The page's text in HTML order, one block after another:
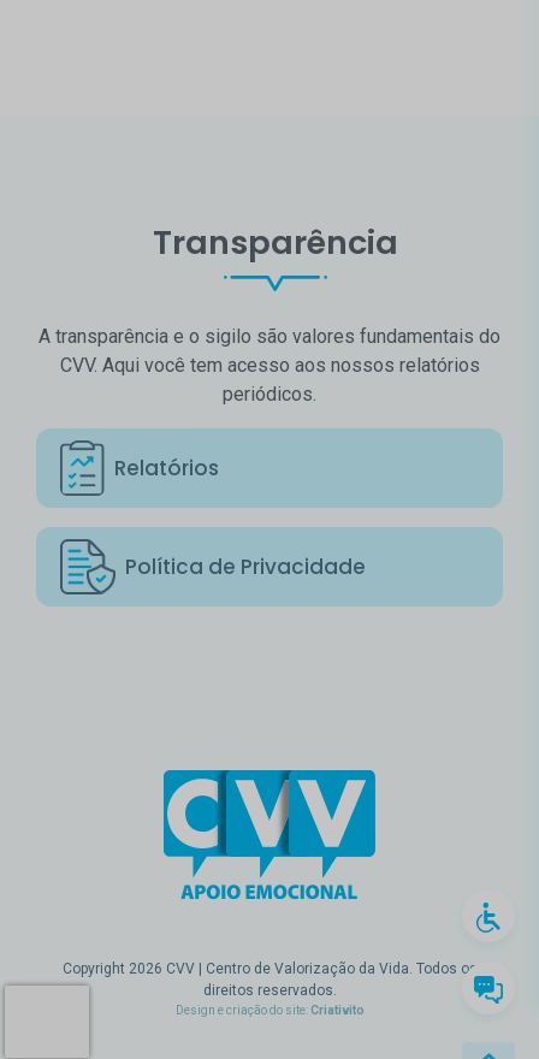
Transparência
A transparência e o sigilo são valores fundamentais do
CVV. Aqui você tem acesso aos nossos relatórios
periódicos.
Relatórios
Política de Privacidade
Copyright 2026 CVV | Centro de Valorização da Vida. Todos os
direitos reservados.
Design e criação do site:Criativito